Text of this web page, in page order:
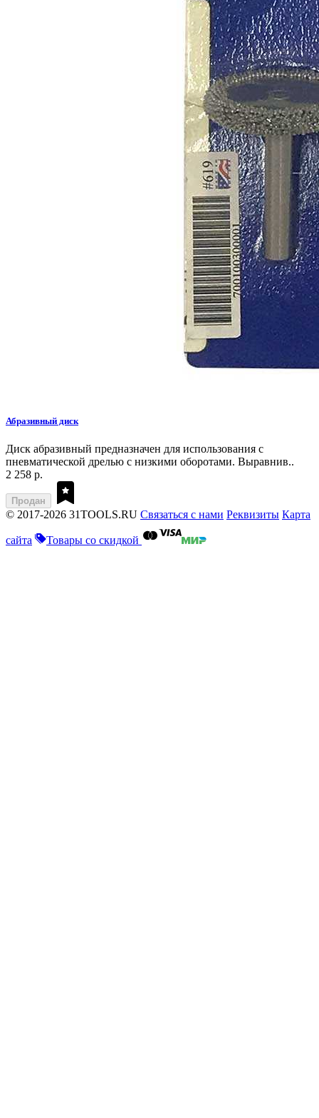
Абразивный диск
Диск абразивный предназначен для использования с
пневматической дрелью с низкими оборотами. Выравнив..
2 258 р.
Продан
© 2017-2026 31TOOLS.RU Связаться с нами Реквизиты Карта
сайта Товары со скидкой